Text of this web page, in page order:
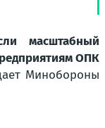
масштабный
ОПК
Минобороны